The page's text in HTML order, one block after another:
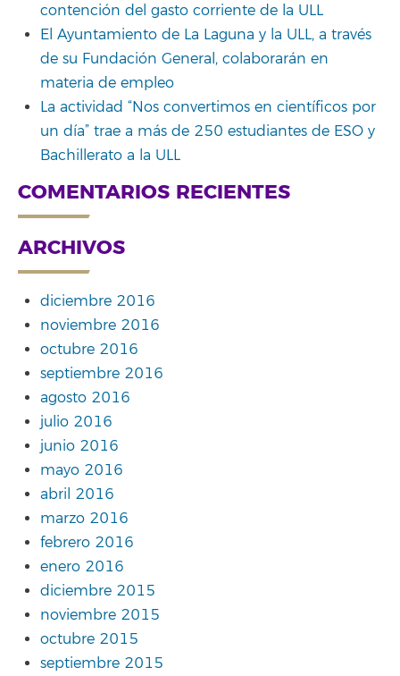
contención del gasto corriente de la ULL
El Ayuntamiento de La Laguna y la ULL, a través
de su Fundación General, colaborarán en
materia de empleo
La actividad “Nos convertimos en científicos por
un día” trae a más de 250 estudiantes de ESO y
Bachillerato a la ULL
COMENTARIOS RECIENTES
ARCHIVOS
diciembre 2016
noviembre 2016
octubre 2016
septiembre 2016
agosto 2016
julio 2016
junio 2016
mayo 2016
abril 2016
marzo 2016
febrero 2016
enero 2016
diciembre 2015
noviembre 2015
octubre 2015
septiembre 2015